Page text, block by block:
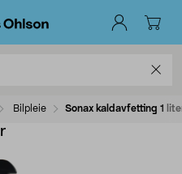
Bilpleie Sonax kaldavfetting 1